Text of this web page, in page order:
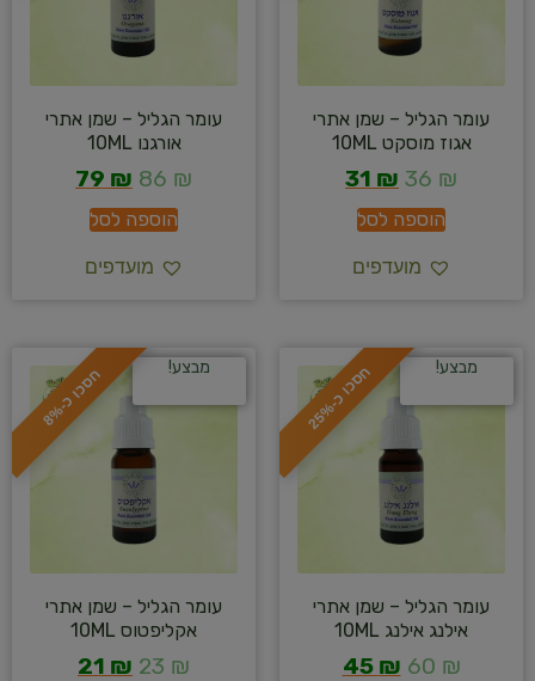
עומר הגליל – שמן אתרי
אגוז מוסקט 10ML
36 ₪
31 ₪
הוספה לסל
מועדפים
עומר הגליל – שמן אתרי
אורגנו 10ML
86 ₪
79 ₪
הוספה לסל
מועדפים
ח
ס
כ
ו
כ
-
2
5
% מבצע!
עומר הגליל – שמן אתרי
אילנג אילנג 10ML
60 ₪
45 ₪
ח
ס
כ
ו
כ
-
8
% מבצע!
עומר הגליל – שמן אתרי
אקליפטוס 10ML
23 ₪
21 ₪